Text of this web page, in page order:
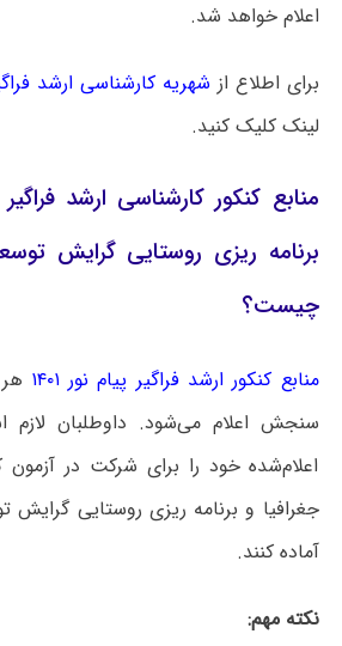
اعلام خواهد شد.
برای اطلاع از شهریه کارشناسی ارشد فراگیر
لینک کلیک کنید.
منابع کنکور کارشناسی ارشد
برنامه ریزی روستایی گرایش
چیست؟
منابع کنکور ارشد فراگیر پیام نور ۱۴۰۱
سنجش اعلام می‌شود. داوطلبان لازم
اعلام‌شده خود را برای شرکت در آزمون
جغرافیا و برنامه ریزی روستایی گرایش
آماده کنند.
نکته مهم: